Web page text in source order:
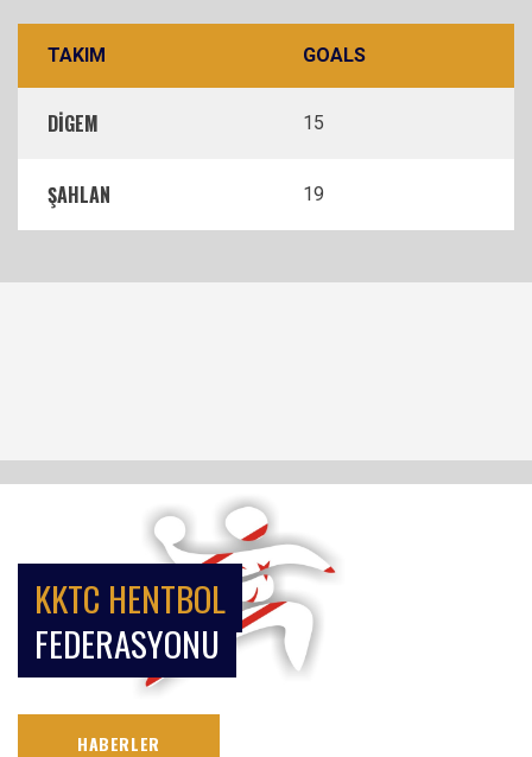
TAKIM GOALS
DİGEM 15
ŞAHLAN 19
KKTC HENTBOL
FEDERASYONU
HABERLER